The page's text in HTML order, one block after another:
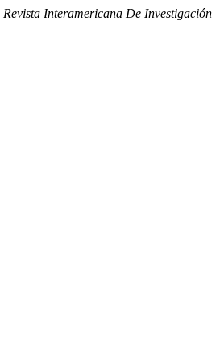
Revista Interamericana De Investigación